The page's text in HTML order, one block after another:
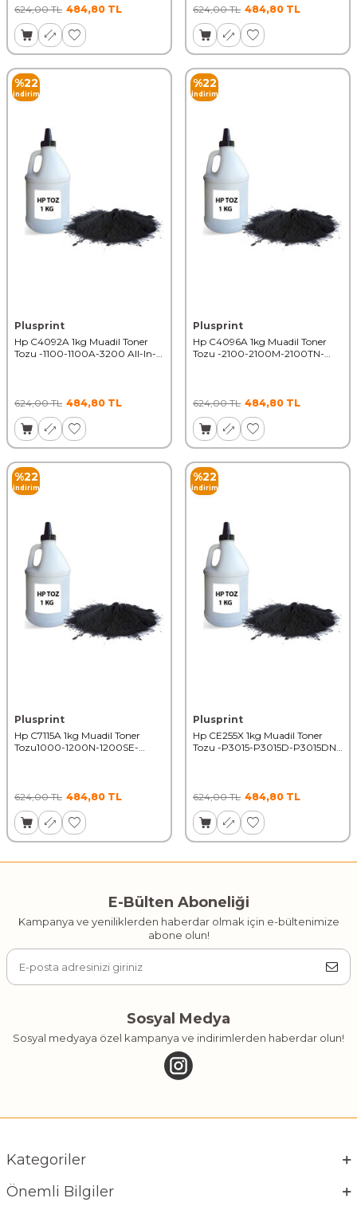
624,00TL 484,80 TL 624,00TL 484,80 TL
%22
İndirim
Plusprint
Hp C4092A 1kg Muadil Toner
Tozu -1100-1100A-3200 All-In-
624,00TL 484,80 TL
%22
İndirim
Plusprint
Hp C4096A 1kg Muadil Toner
Tozu -2100-2100M-2100TN-
624,00TL 484,80 TL
%22
İndirim
Plusprint
Hp C7115A 1kg Muadil Toner
Tozu1000-1200N-1200SE-
624,00TL 484,80 TL
%22
İndirim
Plusprint
Hp CE255X 1kg Muadil Toner
Tozu -P3015-P3015D-P3015DN-
624,00TL 484,80 TL
E-Bülten Aboneliği
Kampanya ve yeniliklerden haberdar olmak için e-bültenimize
abone olun!
Sosyal Medya
Sosyal medyaya özel kampanya ve indirimlerden haberdar olun!
Kategoriler
Önemli Bilgiler